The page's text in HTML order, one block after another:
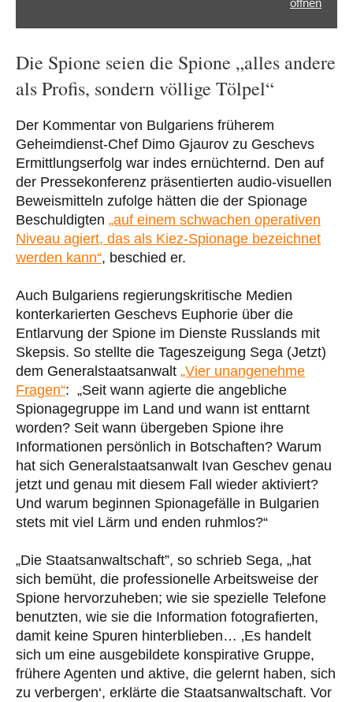
öffnen
Die Spione seien die Spione „alles andere
als Profis, sondern völlige Tölpel“
Der Kommentar von Bulgariens früherem
Geheimdienst-Chef Dimo Gjaurov zu Geschevs
Ermittlungserfolg war indes ernüchternd. Den auf
der Pressekonferenz präsentierten audio-visuellen
Beweismitteln zufolge hätten die der Spionage
Beschuldigten „auf einem schwachen operativen
Niveau agiert, das als Kiez-Spionage bezeichnet
werden kann“, beschied er.
Auch Bulgariens regierungskritische Medien
konterkarierten Geschevs Euphorie über die
Entlarvung der Spione im Dienste Russlands mit
Skepsis. So stellte die Tageszeigung Sega (Jetzt)
dem Generalstaatsanwalt „Vier unangenehme
Fragen“: „Seit wann agierte die angebliche
Spionagegruppe im Land und wann ist enttarnt
worden? Seit wann übergeben Spione ihre
Informationen persönlich in Botschaften? Warum
hat sich Generalstaatsanwalt Ivan Geschev genau
jetzt und genau mit diesem Fall wieder aktiviert?
Und warum beginnen Spionagefälle in Bulgarien
stets mit viel Lärm und enden ruhmlos?“
„Die Staatsanwaltschaft”, so schrieb Sega, „hat
sich bemüht, die professionelle Arbeitsweise der
Spione hervorzuheben; wie sie spezielle Telefone
benutzten, wie sie die Information fotografierten,
damit keine Spuren hinterblieben… ‚Es handelt
sich um eine ausgebildete konspirative Gruppe,
frühere Agenten und aktive, die gelernt haben, sich
zu verbergen‘, erklärte die Staatsanwaltschaft. Vor